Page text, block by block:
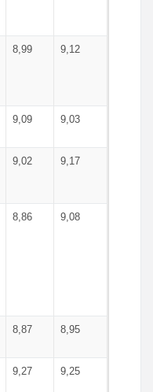
8,99 9,12
9,09 9,03
9,02 9,17
8,86 9,08
8,87 8,95
9,27 9,25